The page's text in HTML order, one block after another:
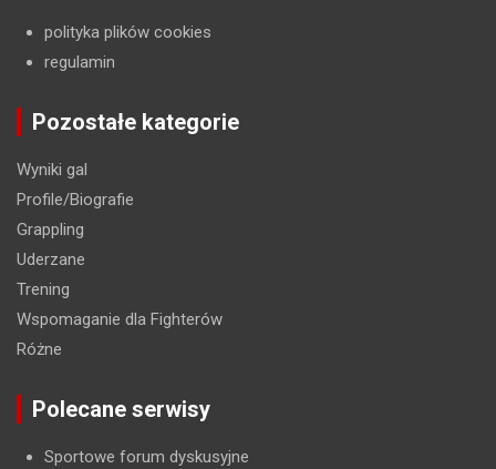
polityka plików cookies
regulamin
Pozostałe kategorie
Wyniki gal
Profile/Biografie
Grappling
Uderzane
Trening
Wspomaganie dla Fighterów
Różne
Polecane serwisy
Sportowe forum dyskusyjne